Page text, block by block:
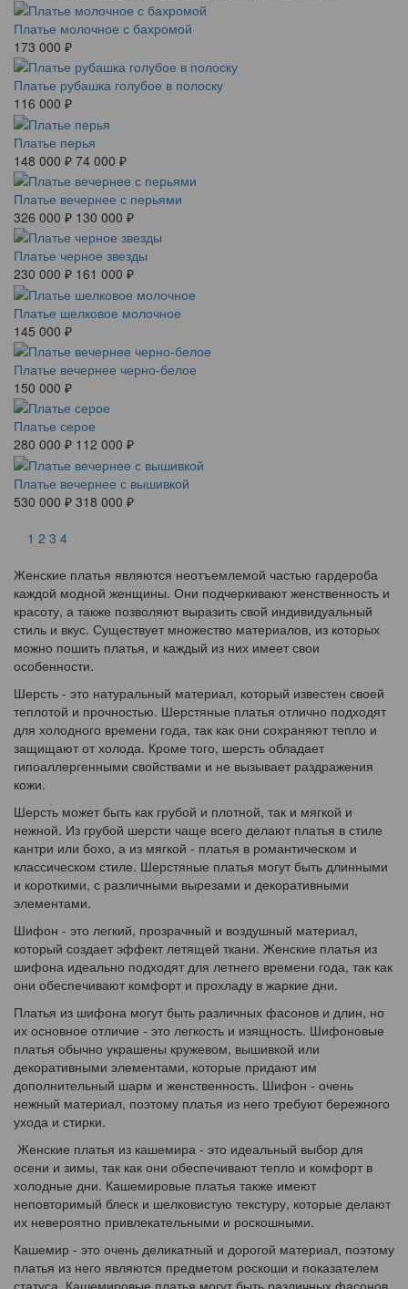
Платье молочное с бахромой
173 000 ₽
Платье рубашка голубое в полоску
116 000 ₽
Платье перья
148 000 ₽ 74 000 ₽
Платье вечернее с перьями
326 000 ₽ 130 000 ₽
Платье черное звезды
230 000 ₽ 161 000 ₽
Платье шелковое молочное
145 000 ₽
Платье вечернее черно-белое
150 000 ₽
Платье серое
280 000 ₽ 112 000 ₽
Платье вечернее с вышивкой
530 000 ₽ 318 000 ₽
1 2 3 4
Женские платья являются неотъемлемой частью гардероба
каждой модной женщины. Они подчеркивают женственность и
красоту, а также позволяют выразить свой индивидуальный
стиль и вкус. Существует множество материалов, из которых
можно пошить платья, и каждый из них имеет свои
особенности.
Шерсть - это натуральный материал, который известен своей
теплотой и прочностью. Шерстяные платья отлично подходят
для холодного времени года, так как они сохраняют тепло и
защищают от холода. Кроме того, шерсть обладает
гипоаллергенными свойствами и не вызывает раздражения
кожи.
Шерсть может быть как грубой и плотной, так и мягкой и
нежной. Из грубой шерсти чаще всего делают платья в стиле
кантри или бохо, а из мягкой - платья в романтическом и
классическом стиле. Шерстяные платья могут быть длинными
и короткими, с различными вырезами и декоративными
элементами.
Шифон - это легкий, прозрачный и воздушный материал,
который создает эффект летящей ткани. Женские платья из
шифона идеально подходят для летнего времени года, так как
они обеспечивают комфорт и прохладу в жаркие дни.
Платья из шифона могут быть различных фасонов и длин, но
их основное отличие - это легкость и изящность. Шифоновые
платья обычно украшены кружевом, вышивкой или
декоративными элементами, которые придают им
дополнительный шарм и женственность. Шифон - очень
нежный материал, поэтому платья из него требуют бережного
ухода и стирки.
Женские платья из кашемира - это идеальный выбор для
осени и зимы, так как они обеспечивают тепло и комфорт в
холодные дни. Кашемировые платья также имеют
неповторимый блеск и шелковистую текстуру, которые делают
их невероятно привлекательными и роскошными.
Кашемир - это очень деликатный и дорогой материал, поэтому
платья из него являются предметом роскоши и показателем
статуса. Кашемировые платья могут быть различных фасонов